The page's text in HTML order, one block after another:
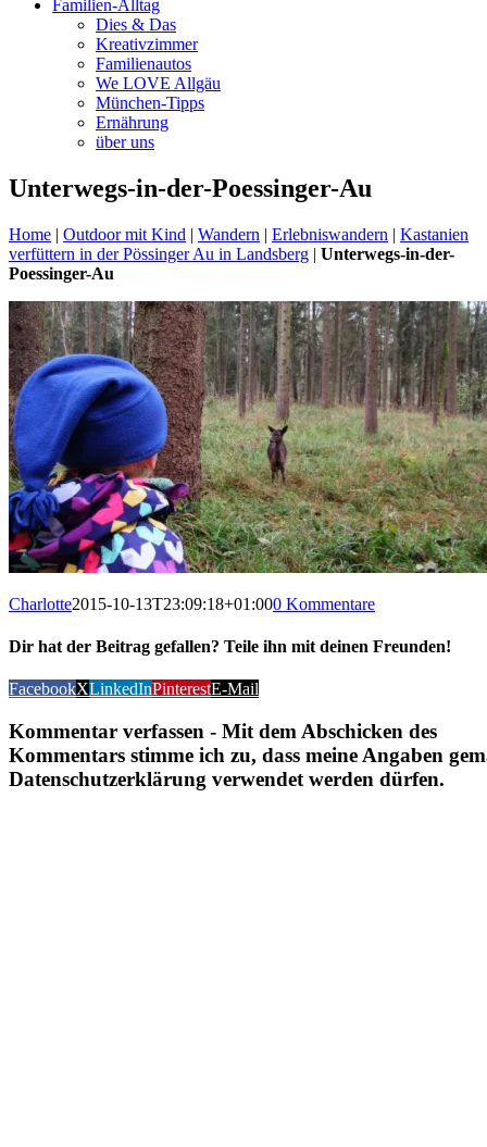
Familien-Alltag
Dies & Das
Kreativzimmer
Familienautos
We LOVE Allgäu
München-Tipps
Ernährung
über uns
Unterwegs-in-der-Poessinger-Au
Home | Outdoor mit Kind | Wandern | Erlebniswandern | Kastanien
verfüttern in der Pössinger Au in Landsberg | Unterwegs-in-der-
Poessinger-Au
Charlotte2015-10-13T23:09:18+01:000 Kommentare
Dir hat der Beitrag gefallen? Teile ihn mit deinen Freunden!
FacebookXLinkedInPinterestE-Mail
Kommentar verfassen - Mit dem Abschicken des
Kommentars stimme ich zu, dass meine Angaben
Datenschutzerklärung verwendet werden dürfen.